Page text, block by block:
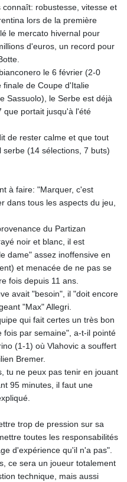
7.533022
150.614934
363.351257
0.856409
0.856409
182.749783
148.856594
101.005022
4678.736198
492.029653
1634.854919
0.356502
0.95993
539.854059
26007.744878
386.368803
207.915862
10.735711
20.03094
4915.549722
61.482111
2424.978038
robustesse, vitesse et
lors de la première
le mercato hivernal pour
d'euros, un record pour
le 6 février (2-0
de Coupe d'Italie
Sassuolo), le Serbe est déjà
que portait jusqu'à l'été
de rester calme et que tout
(14 sélections, 7 buts)
à faire: "Marquer, c'est
dans tous les aspects du jeu,
du Partizan
noir et blanc, il est
dame" assez inoffensive en
et menacée de ne pas se
fois depuis 11 ans.
avait "besoin", il "doit encore
"Max" Allegri.
qui fait certes un très bon
fois par semaine", a-t-il pointé
(1-1) où Vlahovic a souffert
Bremer.
tu ne peux pas tenir en jouant
95 minutes, il faut une
trop de pression sur sa
toutes les responsabilités
d'expérience qu'il n'a pas".
ce sera un joueur totalement
technique, mais aussi